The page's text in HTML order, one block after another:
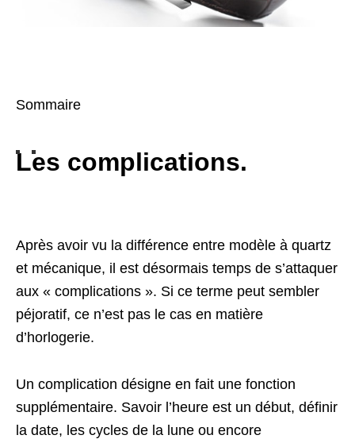
Sommaire
Les complications.
Après avoir vu la différence entre modèle à quartz
et mécanique, il est désormais temps de s’attaquer
aux « complications ». Si ce terme peut sembler
péjoratif, ce n’est pas le cas en matière
d’horlogerie.
Un complication désigne en fait une fonction
supplémentaire. Savoir l’heure est un début, définir
la date, les cycles de la lune ou encore